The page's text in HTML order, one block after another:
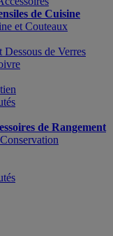
de Cuisine
et Couteaux
Dessous de Verres
de Rangement